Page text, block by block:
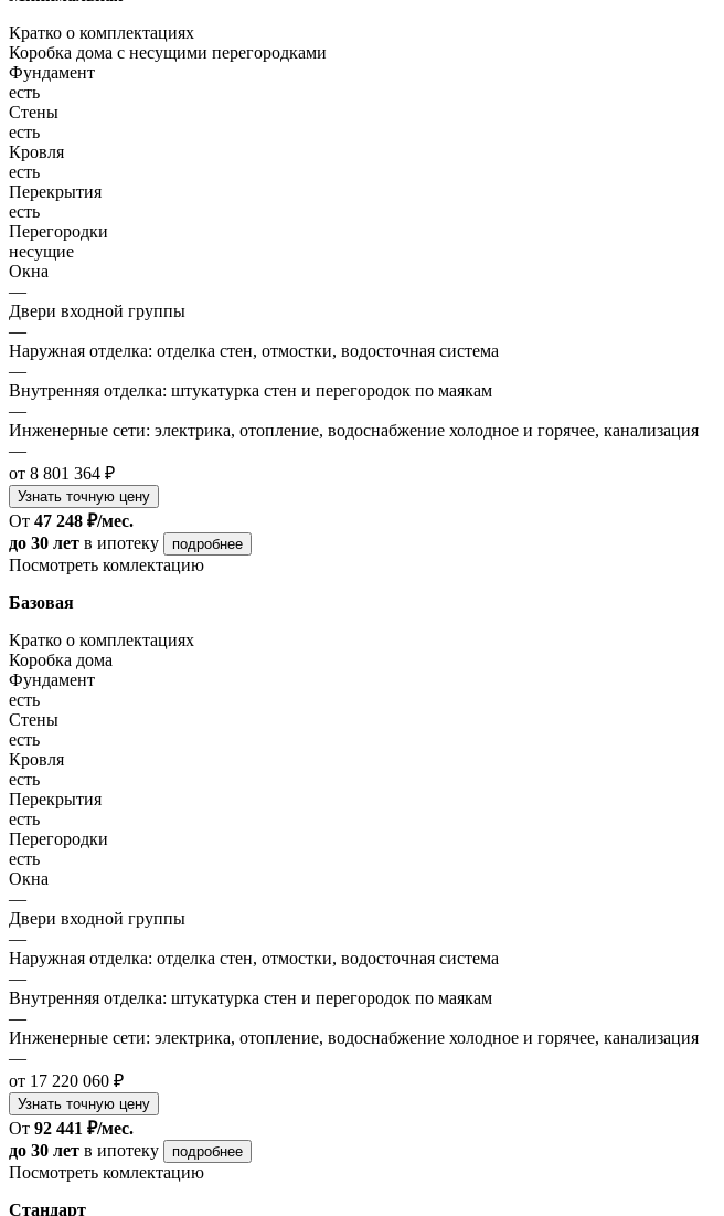
Кратко о комплектациях
Коробка дома с несущими перегородками
Фундамент
есть
Стены
есть
Кровля
есть
Перекрытия
есть
Перегородки
несущие
Окна
—
Двери входной группы
—
Наружная отделка: отделка стен, отмостки, водосточная система
—
Внутренняя отделка: штукатурка стен и перегородок по маякам
—
Инженерные сети: электрика, отопление, водоснабжение холодное и горячее, канализация
—
от 8 801 364 ₽
Узнать точную цену
От 47 248 ₽/мес.
до 30 лет в ипотеку подробнее
Посмотреть комлектацию
Базовая
Кратко о комплектациях
Коробка дома
Фундамент
есть
Стены
есть
Кровля
есть
Перекрытия
есть
Перегородки
есть
Окна
—
Двери входной группы
—
Наружная отделка: отделка стен, отмостки, водосточная система
—
Внутренняя отделка: штукатурка стен и перегородок по маякам
—
Инженерные сети: электрика, отопление, водоснабжение холодное и горячее, канализация
—
от 17 220 060 ₽
Узнать точную цену
От 92 441 ₽/мес.
до 30 лет в ипотеку подробнее
Посмотреть комлектацию
Стандарт